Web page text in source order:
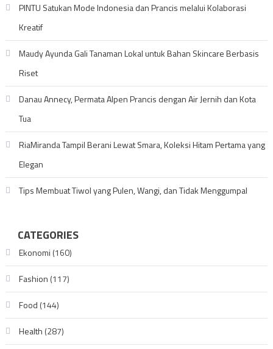
PINTU Satukan Mode Indonesia dan Prancis melalui Kolaborasi
Kreatif
Maudy Ayunda Gali Tanaman Lokal untuk Bahan Skincare Berbasis
Riset
Danau Annecy, Permata Alpen Prancis dengan Air Jernih dan Kota
Tua
RiaMiranda Tampil Berani Lewat Smara, Koleksi Hitam Pertama yang
Elegan
Tips Membuat Tiwol yang Pulen, Wangi, dan Tidak Menggumpal
CATEGORIES
Ekonomi (160)
Fashion (117)
Food (144)
Health (287)